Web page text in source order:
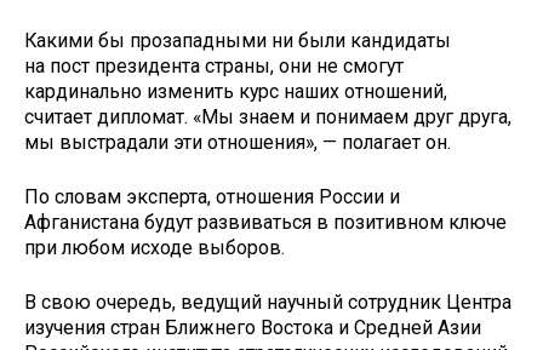
Какими бы прозападными ни были кандидаты
на пост президента страны, они не смогут
кардинально изменить курс наших отношений,
считает дипломат. «Мы знаем и понимаем друг друга,
мы выстрадали эти отношения», — полагает он.
По словам эксперта, отношения России и
Афганистана будут развиваться в позитивном ключе
при любом исходе выборов.
В свою очередь, ведущий научный сотрудник Центра
изучения стран Ближнего Востока и Средней Азии